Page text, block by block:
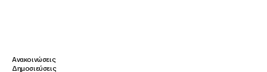
Ανακοινώσεις
Δημοσιεύσεις